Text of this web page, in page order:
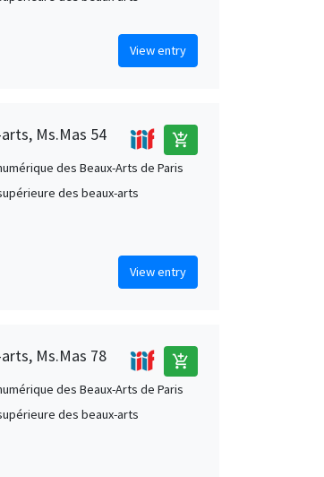
View entry
Ms.Mas 54 add_shopping_cart
des Beaux-Arts de Paris
des beaux-arts
View entry
Ms.Mas 78 add_shopping_cart
des Beaux-Arts de Paris
des beaux-arts